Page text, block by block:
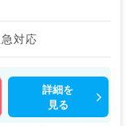
対応
詳細を
見る